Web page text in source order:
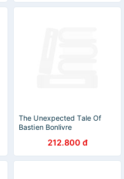
The Unexpected Tale Of
Bastien Bonlivre
212.800 đ